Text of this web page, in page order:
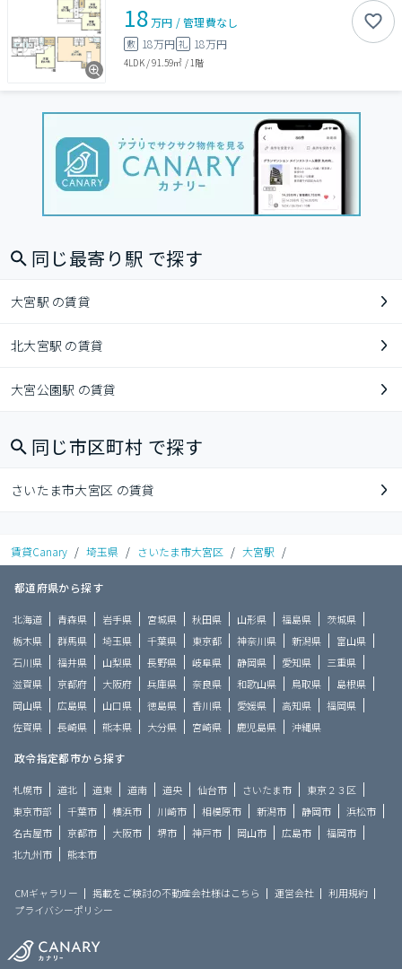
18万円 /管理費なし
敷 18万円 礼 18万円
4LDK/91.59㎡ / 1階
同じ最寄り駅 で探す
大宮駅 の賃貸
北大宮駅 の賃貸
大宮公園駅 の賃貸
同じ市区町村 で探す
さいたま市大宮区 の賃貸
賃貸Canary / 埼玉県 / さいたま市大宮区 / 大宮駅 /
都道府県から探す
北海道 青森県 岩手県 宮城県 秋田県 山形県 福島県
茨城県
栃木県
群馬県 埼玉県 千葉県 東京都 神奈川県 新潟県
富山県
石川県
福井県 山梨県 長野県 岐阜県 静岡県 愛知県
三重県
滋賀県
京都府 大阪府 兵庫県 奈良県 和歌山県 鳥取県
島根県
岡山県
広島県 山口県 徳島県 香川県 愛媛県 高知県
福岡県
佐賀県
長崎県 熊本県 大分県 宮崎県 鹿児島県 沖縄県
政令指定都市から探す
札幌市 道北 道東 道南 道央 仙台市 さいたま市
東京２３区
東京市部
千葉市 横浜市 川崎市 相模原市 新潟市 静岡市
浜松市
名古屋市
京都市 大阪市 堺市 神戸市 岡山市 広島市
福岡市
北九州市
熊本市
CMギャラリー 掲載をご検討の不動産会社様はこちら 運営会社
利用規約
プライバシーポリシー